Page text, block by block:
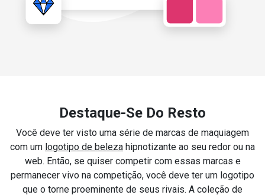
Destaque-Se Do Resto
Você deve ter visto uma série de marcas de maquiagem
com um logotipo de beleza hipnotizante ao seu redor ou na
web. Então, se quiser competir com essas marcas e
permanecer vivo na competição, você deve ter um logotipo
que o torne proeminente de seus rivais. A coleção de